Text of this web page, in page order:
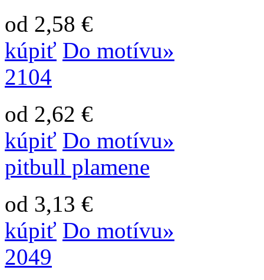
od 2,58 €
kúpiť Do motívu»
2104
od 2,62 €
kúpiť Do motívu»
pitbull plamene
od 3,13 €
kúpiť Do motívu»
2049